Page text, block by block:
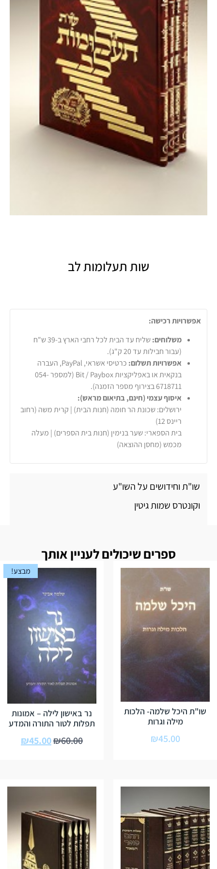
שות תעלומות לב
אפשרויות רכישה:
משלוחים:
שליח עד הבית לכל רחבי הארץ ב-39 ש"ח
(עבור חבילות עד 20 ק"ג).
אפשרויות תשלום:
כרטיסי אשראי, PayPal, העברה
בנקאית או באפליקציות Bit / Paybox (למספר 054-
6718711 בצירוף מספר הזמנה).
איסוף עצמי (חינם, בתיאום מראש):
ירושלים: שכונת הר חומה (חנות הבית) | קרית משה (רחוב
ריינס 12)
בית הספארי: שער בנימין (חנות בית הספרים) | מעלה
מכמש (מחסן ההוצאה)
שו"ת וחידושים על השו"ע
וקונטרס שמות גיטין
ספרים שיכולים לעניין אותך
שו"ת היכל שלמה- הלכות
מילה וגרות
₪45.00
מבצע!
נר באישון לילה – אמונות
תפלות לטור התורה והמדע
₪60.00
₪45.00